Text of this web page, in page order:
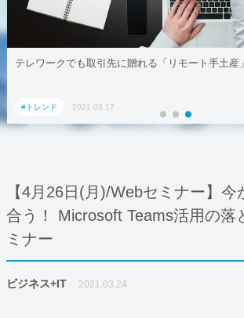
テレワークでも取引先に贈れる「リモート手土産
#トレンド 2021.03.17
【4月26日(月)/Webセミナー】今
合う！ Microsoft Teams活用の落
ミナー
ビジネス+IT 2021.03.24